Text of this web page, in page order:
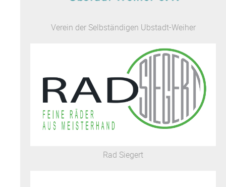
Verein der Selbständigen Ubstadt-Weiher
Rad Siegert